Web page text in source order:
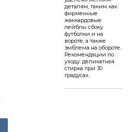
деталям, таким как
фирменные
жаккардовые
лейблы сбоку
футболки и на
вороте, а также
эмблема на обороте.
Рекомендации по
уходу: деликатная
стирка при 30
градусах.